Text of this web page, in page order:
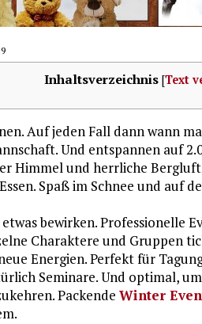
Inhaltsverzeichnis [Text
Auf jeden Fall dann wann
Und entspannen auf
Himmel und herrliche
Spaß im Schnee und auf
bewirken. Professionelle
Charaktere und Gruppen
Energien. Perfekt für
Seminare. Und optimal,
Packende Winter